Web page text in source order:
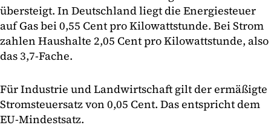
übersteigt. In Deutschland liegt die Energiesteuer
auf Gas bei 0,55 Cent pro Kilowattstunde. Bei Strom
zahlen Haushalte 2,05 Cent pro Kilowattstunde, also
das 3,7-Fache.
Für Industrie und Landwirtschaft gilt der ermäßigte
Stromsteuersatz von 0,05 Cent. Das entspricht dem
EU-Mindestsatz.